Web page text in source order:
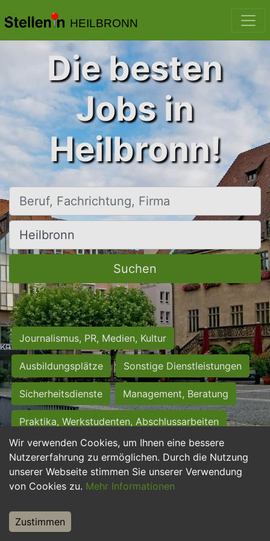
HEILBRONN
Wir verwenden Cookies, um Ihnen eine bessere
Nutzererfahrung zu ermöglichen. Durch die Nutzung
unserer Webseite stimmen Sie unserer Verwendung
von Cookies zu. Mehr Informationen
Zustimmen
Die besten
Jobs in
Heilbronn!
Beruf, Fachrichtung, Firma
Ort, Stadt
Suchen
Journalismus, PR, Medien, Kultur
Ausbildungsplätze Sonstige Dienstleistungen
Sicherheitsdienste Management, Beratung
Praktika, Werkstudenten, Abschlussarbeiten
Personalwesen Assistenz, Sekretariat
Hilfskräfte, Aushilfs- und Nebenjobs
Weiterbildung, Studium, duale Ausbildung